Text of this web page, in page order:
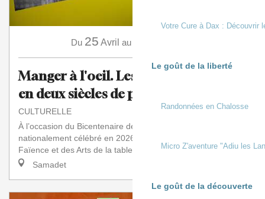
Votre Cure à Dax : Découvrir
Le goût de la liberté
Randonnées en Chalosse
Micro Z'aventure "Adiu les
Le goût de la découverte
Du 25 Avril au
Manger à l'oeil. Les Français à table
en deux siècles de photos
CULTURELLE
À l’occasion du Bicentenaire de la Photographie
nationalement célébré en 2026-2027, le Musée de la
Faïence et des Arts de la table a l’honneur de rece...
Samadet